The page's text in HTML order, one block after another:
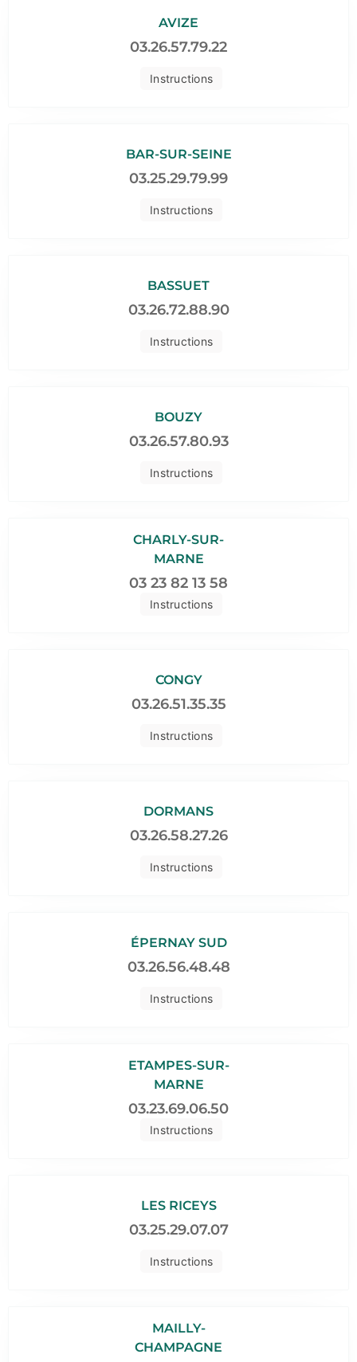
Instructions
AVIZE
03.26.57.79.22
Instructions
BAR-SUR-SEINE
03.25.29.79.99
Instructions
BASSUET
03.26.72.88.90
Instructions
BOUZY
03.26.57.80.93
Instructions
CHARLY-SUR-
MARNE
03 23 82 13 58
Instructions
CONGY
03.26.51.35.35
Instructions
DORMANS
03.26.58.27.26
Instructions
ÉPERNAY SUD
03.26.56.48.48
Instructions
ETAMPES-SUR-
MARNE
03.23.69.06.50
Instructions
LES RICEYS
03.25.29.07.07
MAILLY-
CHAMPAGNE